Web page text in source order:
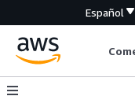
Español